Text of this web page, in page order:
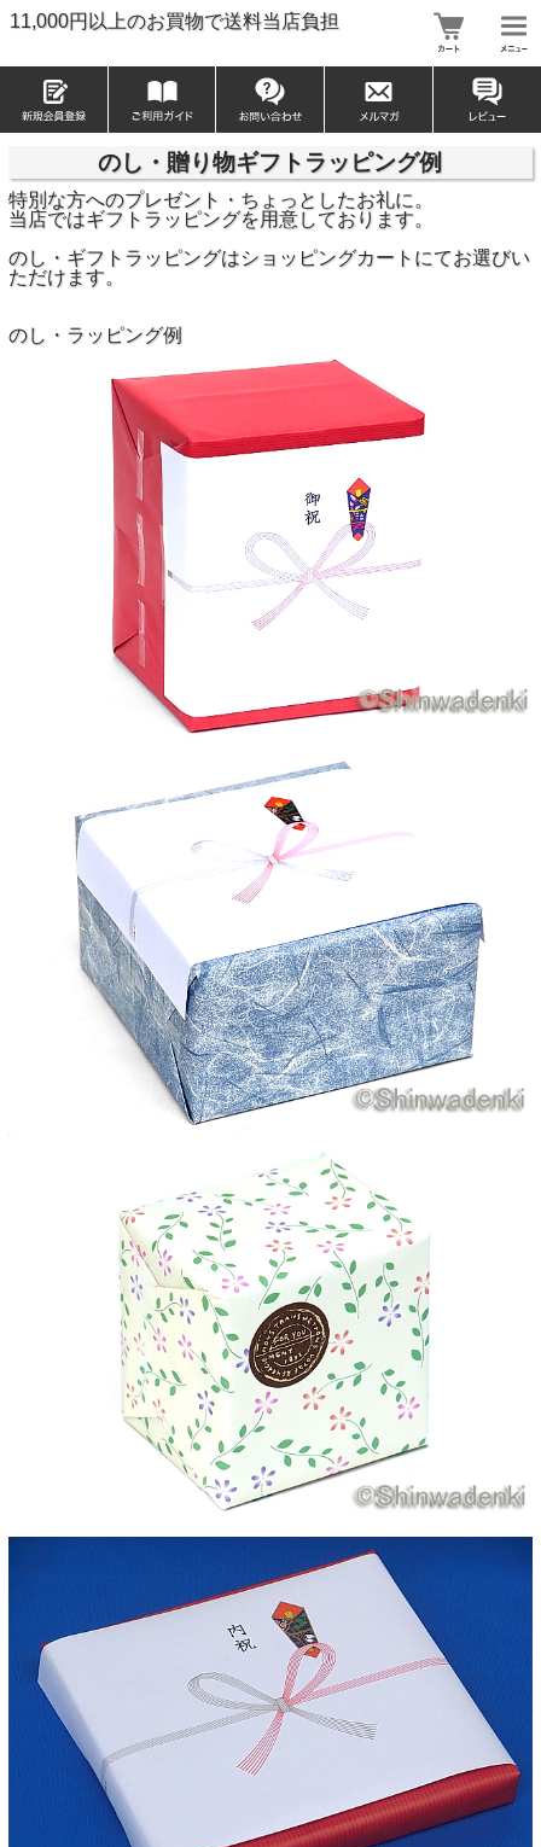
11,000円以上のお買物で送料当店負担
のし・贈り物ギフトラッピング例
特別な方へのプレゼント・ちょっとしたお礼に。
当店ではギフトラッピングを用意しております。
のし・ギフトラッピングはショッピングカートにてお選びい
ただけます。
のし・ラッピング例